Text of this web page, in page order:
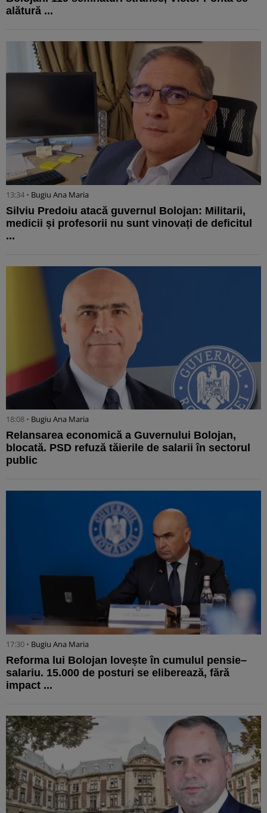
alătură ...
13:34 • Bugiu ⁠Ana Maria
Silviu Predoiu atacă guvernul Bolojan: Militarii,
medicii și profesorii nu sunt vinovați de deficitul
...
18:08 • Bugiu ⁠Ana Maria
Relansarea economică a Guvernului Bolojan,
blocată. PSD refuză tăierile de salarii în sectorul
public
17:30 • Bugiu ⁠Ana Maria
Reforma lui Bolojan lovește în cumulul pensie–
salariu. 15.000 de posturi se eliberează, fără
impact ...